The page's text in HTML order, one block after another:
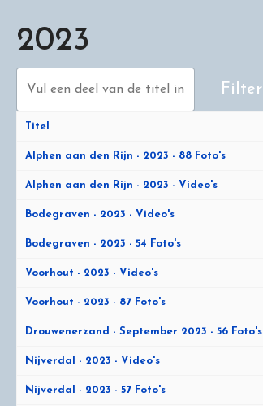
2023
Vul een deel van de titel in
Filter
Titel
Alphen aan den Rijn - 2023 - 88 Foto's
Alphen aan den Rijn - 2023 - Video's
Bodegraven - 2023 - Video's
Bodegraven - 2023 - 54 Foto's
Voorhout - 2023 - Video's
Voorhout - 2023 - 87 Foto's
Drouwenerzand - September 2023 - 56 Foto's
Nijverdal - 2023 - Video's
Nijverdal - 2023 - 57 Foto's